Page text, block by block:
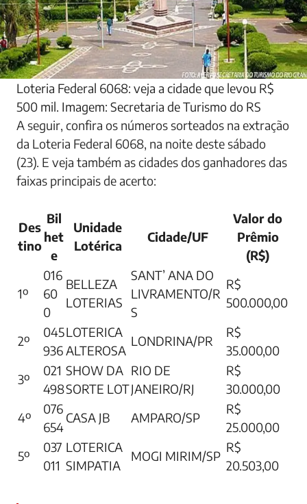
Loteria Federal 6068: veja a cidade que levou R$
500 mil. Imagem: Secretaria de Turismo do RS
A seguir, confira os números sorteados na extração
da Loteria Federal 6068, na noite deste sábado
(23). E veja também as cidades dos ganhadores das
faixas principais de acerto:
Des
tino
Bil
het
e
Unidade
Lotérica
Cidade/UF
Valor do
Prêmio
(R$)
1º
016
60
0
BELLEZA
LOTERIAS
SANT’ ANA DO
LIVRAMENTO/R
S
R$
500.000,00
2º
045
936
LOTERICA
ALTEROSA
LONDRINA/PR
R$
35.000,00
3º
021
498
SHOW DA
SORTE LOT
RIO DE
JANEIRO/RJ
R$
30.000,00
4º
076
654
CASA JB AMPARO/SP
R$
25.000,00
5º
037
011
LOTERICA
SIMPATIA
MOGI MIRIM/SP
R$
20.503,00